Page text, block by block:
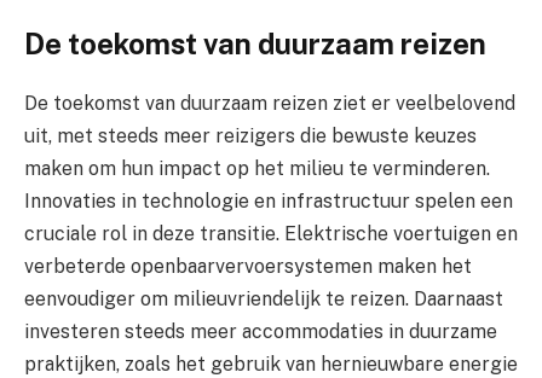
De toekomst van duurzaam reizen
De toekomst van duurzaam reizen ziet er veelbelovend
uit, met steeds meer reizigers die bewuste keuzes
maken om hun impact op het milieu te verminderen.
Innovaties in technologie en infrastructuur spelen een
cruciale rol in deze transitie. Elektrische voertuigen en
verbeterde openbaarvervoersystemen maken het
eenvoudiger om milieuvriendelijk te reizen. Daarnaast
investeren steeds meer accommodaties in duurzame
praktijken, zoals het gebruik van hernieuwbare energie